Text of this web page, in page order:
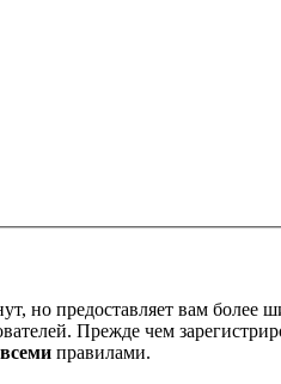
но предоставляет вам
Прежде чем
всеми правилами.